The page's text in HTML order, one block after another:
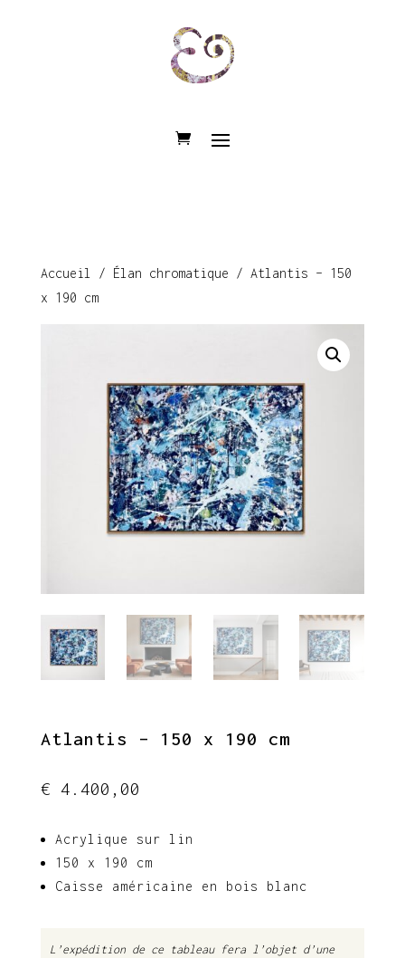
Accueil / Élan chromatique / Atlantis – 150
x 190 cm
Atlantis – 150 x 190 cm
€ 4.400,00
Acrylique sur lin
150 x 190 cm
Caisse américaine en bois blanc
L’expédition de ce tableau fera l’objet d’une